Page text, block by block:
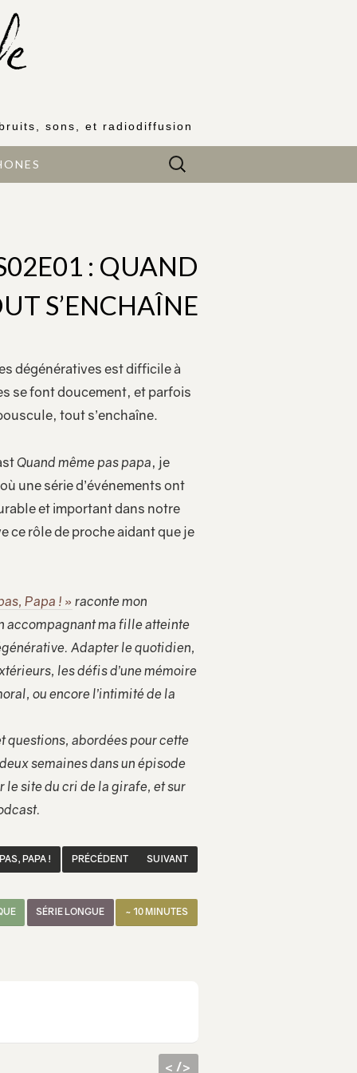
bruits, sons, et radiodiffusion
Rechercher :
: QUAND
S’ENCHAÎNE
dégénératives est difficile à
se font doucement, et parfois
tout s’enchaîne.
Quand même pas papa, je
une série d’événements ont
et important dans notre
ce rôle de proche aidant que je
Papa ! » raconte mon
accompagnant ma fille atteinte
Adapter le quotidien,
les défis d’une mémoire
ou encore l’intimité de la
questions, abordées pour cette
semaines dans un épisode
le site du cri de la girafe, et sur
PAPA ! PRÉCÉDENT SUIVANT
~ 10 MINUTES
SÉRIE LONGUE
< />